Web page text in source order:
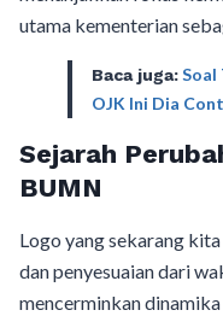
utama kementerian
Baca juga:Soal
OJK Ini Dia
Sejarah
BUMN
Logo yang sekarang
dan penyesuaian dari
mencerminkan